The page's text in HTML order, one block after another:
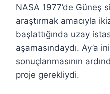
NASA 1977’de Güneş
araştırmak amacıyla
başlattığında uzay
aşamasındaydı. Ay’a
sonuçlanmasının
proje gerekliydi.